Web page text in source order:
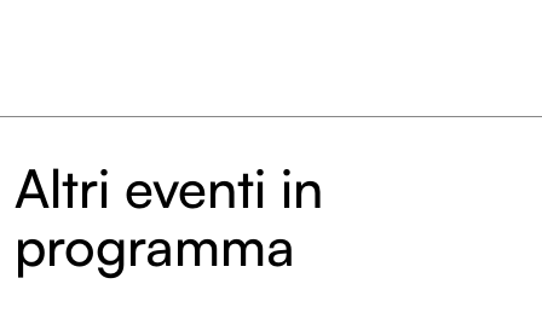
Diventa volontario
Edizioni
Altri eventi in
programma